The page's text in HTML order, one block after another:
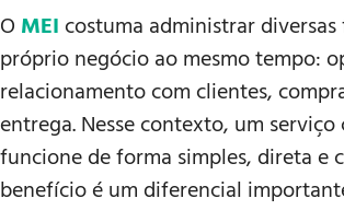
O MEI costuma administrar
próprio negócio ao mesmo tempo:
relacionamento com clientes,
entrega. Nesse contexto, um
funcione de forma simples, direta e
benefício é um diferencial